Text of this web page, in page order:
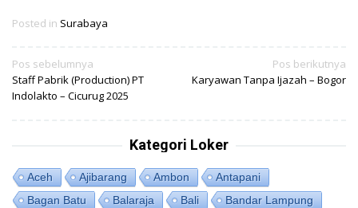
Posted in Surabaya
Navigasi
pos
Pos sebelumnya
Staff Pabrik (Production) PT
Indolakto – Cicurug 2025
Pos berikutnya
Karyawan Tanpa Ijazah – Bogor
Kategori Loker
Aceh Ajibarang Ambon
Antapani
Bagan Batu
Balaraja Bali
Bandar Lampung